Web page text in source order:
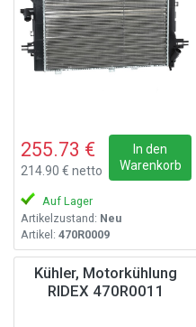
255.73 €
214.90 € netto
In den
Warenkorb
Auf Lager
Artikelzustand: Neu
Artikel: 470R0009
Kühler, Motorkühlung
RIDEX 470R0011